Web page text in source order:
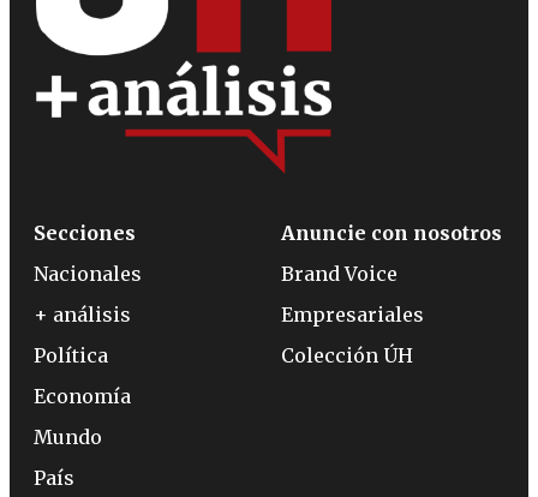
Secciones
Nacionales
+ análisis
Política
Economía
Mundo
País
Anuncie con nosotros
Brand Voice
Empresariales
Colección ÚH